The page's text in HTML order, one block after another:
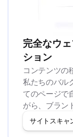
完全なウ
ション
コンテンツの
私たちのバル
てのページで
がら、ブラン
サイトスキャ